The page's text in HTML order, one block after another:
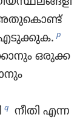
എടുക്കുക. p
ഒരുക്ക​
q
നീതി എന്ന